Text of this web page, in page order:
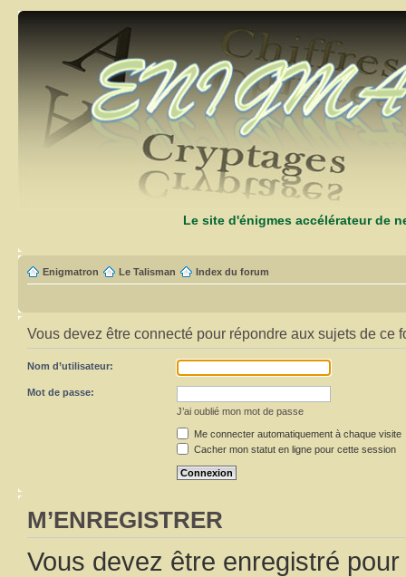
Le site d'énigmes accélérateur de
Enigmatron Le Talisman Index du forum
Vous devez être connecté pour répondre aux sujets de ce
Nom d’utilisateur:
Mot de passe:
J’ai oublié mon mot de passe
Me connecter automatiquement à chaque visite
Cacher mon statut en ligne pour cette session
M’ENREGISTRER
Vous devez être enregistré